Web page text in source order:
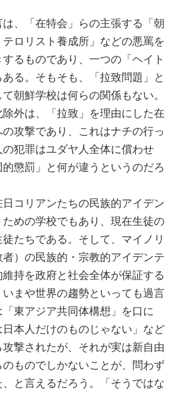
、「在特会」らの主張する「朝
ロリスト養成所」などの悪罵を
るものであり、一つの「ヘイト
る。そもそも、「拉致問題」と
朝鮮学校は何らの関係もない。
外は、「拉致」を理由にした在
攻撃であり、これはナチの行っ
犯罪はユダヤ人全体に償わせ
懲罰」と何が違うというのだろ
コリアンたちの民族的アイデン
めの学校でもあり、現在生徒の
たちである。そして、マイノリ
）の民族的・宗教的アイデンテ
維持を政府と社会全体が保証する
まや世界の趨勢といっても過言
東アジア共同体構想」を口に
日本人だけのものじゃない」など
攻撃されたが、それが実は新自由
ものでしかないことが、問わず
と言えるだろう。「そうではな